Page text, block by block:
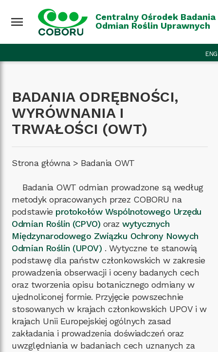
menu
Centralny Ośrodek Badania
Odmian Roślin Uprawnych
BADANIA ODRĘBNOŚCI,
WYRÓWNANIA I
TRWAŁOŚCI (OWT)
Strona główna> Badania OWT
Badania OWT odmian prowadzone są według
metodyk opracowanych przez COBORU na
podstawie protokołów Wspólnotowego Urzędu
Odmian Roślin (CPVO) oraz wytycznych
Międzynarodowego Związku Ochrony Nowych
Odmian Roślin (UPOV) . Wytyczne te stanowią
podstawę dla państw członkowskich w zakresie
prowadzenia obserwacji i oceny badanych cech
oraz tworzenia opisu botanicznego odmiany w
ujednoliconej formie. Przyjęcie powszechnie
stosowanych w krajach członkowskich UPOV i w
krajach Unii Europejskiej ogólnych zasad
zakładania i prowadzenia doświadczeń oraz
uwzględniania w badaniach cech uznanych za